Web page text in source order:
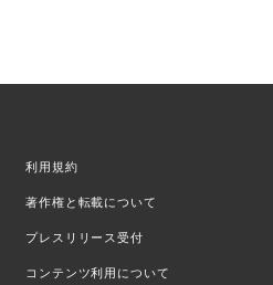
利用規約
著作権と転載について
プレスリリース受付
コンテンツ利用について